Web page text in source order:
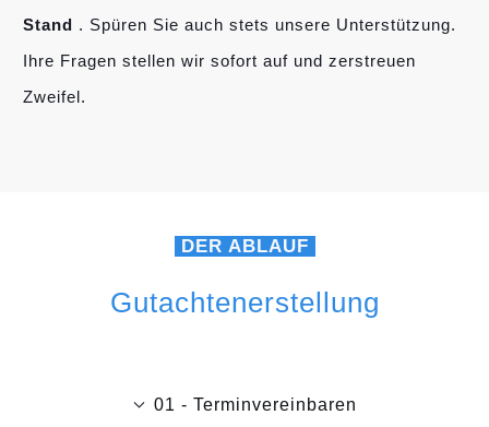
Stand . Spüren Sie auch stets unsere Unterstützung.
Ihre Fragen stellen wir sofort auf und zerstreuen
Zweifel.
DER ABLAUF
Gutachtenerstellung
01 - Terminvereinbaren